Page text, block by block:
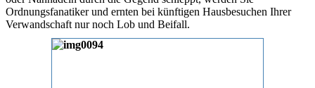
Ordnungsfanatiker und ernten bei künftigen Hausbesuchen Ihrer
Verwandschaft nur noch Lob und Beifall.